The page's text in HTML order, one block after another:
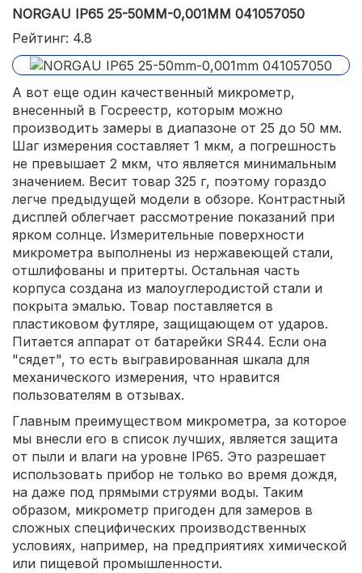
NORGAU IP65 25-50MM-0,001MM 041057050
Рейтинг: 4.8
А вот еще один качественный микрометр,
внесенный в Госреестр, которым можно
производить замеры в диапазоне от 25 до 50 мм.
Шаг измерения составляет 1 мкм, а погрешность
не превышает 2 мкм, что является минимальным
значением. Весит товар 325 г, поэтому гораздо
легче предыдущей модели в обзоре. Контрастный
дисплей облегчает рассмотрение показаний при
ярком солнце. Измерительные поверхности
микрометра выполнены из нержавеющей стали,
отшлифованы и притерты. Остальная часть
корпуса создана из малоуглеродистой стали и
покрыта эмалью. Товар поставляется в
пластиковом футляре, защищающем от ударов.
Питается аппарат от батарейки SR44. Если она
"сядет", то есть выгравированная шкала для
механического измерения, что нравится
пользователям в отзывах.
Главным преимуществом микрометра, за которое
мы внесли его в список лучших, является защита
от пыли и влаги на уровне IP65. Это разрешает
использовать прибор не только во время дождя,
на даже под прямыми струями воды. Таким
образом, микрометр пригоден для замеров в
сложных специфических производственных
условиях, например, на предприятиях химической
или пищевой промышленности.